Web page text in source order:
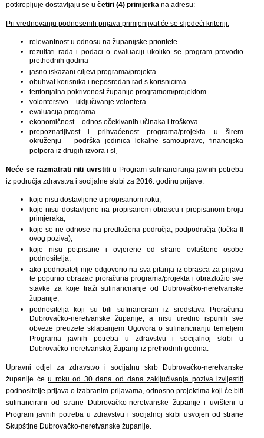
potkrepljuje dostavljaju se u četiri (4) primjerka na adresu:
Pri vrednovanju podnesenih prijava primjenjivat će se sljedeći kriteriji:
relevantnost u odnosu na županijske prioritete
rezultati rada i podaci o evaluaciji ukoliko se program provodio
prethodnih godina
jasno iskazani ciljevi programa/projekta
obuhvat korisnika i neposredan rad s korisnicima
teritorijalna pokrivenost županije programom/projektom
volonterstvo – uključivanje volontera
evaluacija programa
ekonomičnost – odnos očekivanih učinaka i troškova
prepoznatljivost i prihvaćenost programa/projekta u širem
okruženju – podrška jedinica lokalne samouprave, financijska
potpora iz drugih izvora i sl.
Neće se razmatrati niti uvrstitiu Program sufinanciranja javnih potreba
iz područja zdravstva i socijalne skrbi za 2016. godinu prijave:
koje nisu dostavljene u propisanom roku,
koje nisu dostavljene na propisanom obrascu i propisanom broju
primjeraka,
koje se ne odnose na predložena područja, podpodručja (točka II
ovog poziva),
koje nisu potpisane i ovjerene od strane ovlaštene osobe
podnositelja,
ako podnositelj nije odgovorio na sva pitanja iz obrasca za prijavu
te popunio obrazac proračuna programa/projekta i obrazložio sve
stavke za koje traži sufinanciranje od Dubrovačko-neretvanske
županije,
podnositelja koji su bili sufinancirani iz sredstava Proračuna
Dubrovačko-neretvanske županije, a nisu uredno ispunili sve
obveze preuzete sklapanjem Ugovora o sufinanciranju temeljem
Programa javnih potreba u zdravstvu i socijalnoj skrbi u
Dubrovačko-neretvanskoj županiji iz prethodnih godina.
Upravni odjel za zdravstvo i socijalnu skrb Dubrovačko-neretvanske
županije ćeu roku od 30 dana od dana zaključivanja poziva izvijestiti
podnositelje prijava o izabranim prijavama, odnosno projektima koji će biti
sufinancirani od strane Dubrovačko-neretvanske županije i uvršteni u
Program javnih potreba u zdravstvu i socijalnoj skrbi usvojen od strane
Skupštine Dubrovačko-neretvanske županije.